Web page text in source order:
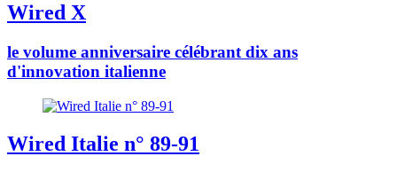
Wired X
le volume anniversaire célébrant dix ans
d'innovation italienne
Wired Italie n° 89-91